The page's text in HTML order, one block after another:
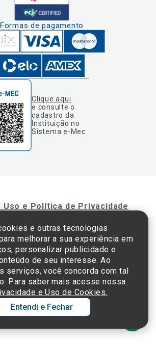
Formas de pagamento
Clique aqui
e consulte o
cadastro da
Instituição no
Sistema e-Mec
Uso e Política de Privacidade
Israelita -TODOS OS DIREITOS RESERVADOS
30 - Endereço: Av. Albert Einstein, 627 - Morumbi - São
Paulo - SP - 05652-000
e outras tecnologias
melhorar a sua experiência em
personalizar publicidade e
de seu interesse. Ao
serviços, você concorda com tal
Para saber mais acesse nossa
e Uso de Cookies.
Entendi e Fechar